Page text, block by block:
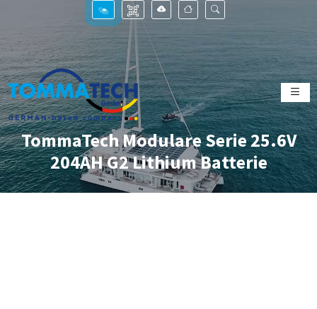
TommaTech Modulare Serie 25.6V
204AH G2 Lithium Batterie